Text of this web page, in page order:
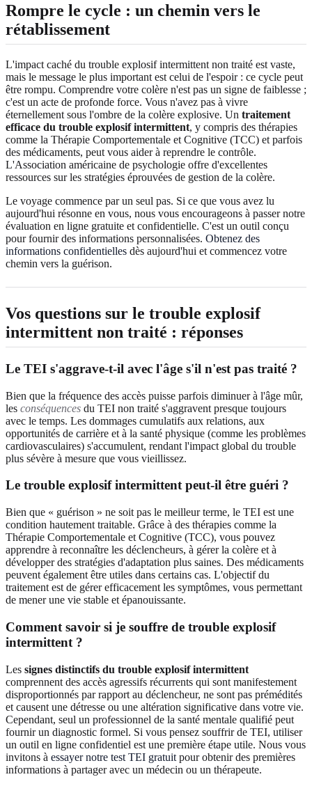
Rompre le cycle : un chemin vers le
rétablissement
L'impact caché du trouble explosif intermittent non traité est vaste,
mais le message le plus important est celui de l'espoir : ce cycle peut
être rompu. Comprendre votre colère n'est pas un signe de faiblesse ;
c'est un acte de profonde force. Vous n'avez pas à vivre
éternellement sous l'ombre de la colère explosive. Un traitement
efficace du trouble explosif intermittent, y compris des thérapies
comme la Thérapie Comportementale et Cognitive (TCC) et parfois
des médicaments, peut vous aider à reprendre le contrôle.
L'Association américaine de psychologie offre d'excellentes
ressources sur les stratégies éprouvées de gestion de la colère.
Le voyage commence par un seul pas. Si ce que vous avez lu
aujourd'hui résonne en vous, nous vous encourageons à passer notre
évaluation en ligne gratuite et confidentielle. C'est un outil conçu
pour fournir des informations personnalisées. Obtenez des
informations confidentielles dès aujourd'hui et commencez votre
chemin vers la guérison.
Vos questions sur le trouble explosif
intermittent non traité : réponses
Le TEI s'aggrave-t-il avec l'âge s'il n'est pas traité ?
Bien que la fréquence des accès puisse parfois diminuer à l'âge mûr,
les conséquences du TEI non traité s'aggravent presque toujours
avec le temps. Les dommages cumulatifs aux relations, aux
opportunités de carrière et à la santé physique (comme les problèmes
cardiovasculaires) s'accumulent, rendant l'impact global du trouble
plus sévère à mesure que vous vieillissez.
Le trouble explosif intermittent peut-il être guéri ?
Bien que « guérison » ne soit pas le meilleur terme, le TEI est une
condition hautement traitable. Grâce à des thérapies comme la
Thérapie Comportementale et Cognitive (TCC), vous pouvez
apprendre à reconnaître les déclencheurs, à gérer la colère et à
développer des stratégies d'adaptation plus saines. Des médicaments
peuvent également être utiles dans certains cas. L'objectif du
traitement est de gérer efficacement les symptômes, vous permettant
de mener une vie stable et épanouissante.
Comment savoir si je souffre de trouble explosif
intermittent ?
Les signes distinctifs du trouble explosif intermittent
comprennent des accès agressifs récurrents qui sont manifestement
disproportionnés par rapport au déclencheur, ne sont pas prémédités
et causent une détresse ou une altération significative dans votre vie.
Cependant, seul un professionnel de la santé mentale qualifié peut
fournir un diagnostic formel. Si vous pensez souffrir de TEI, utiliser
un outil en ligne confidentiel est une première étape utile. Nous vous
invitons à essayer notre test TEI gratuit pour obtenir des premières
informations à partager avec un médecin ou un thérapeute.